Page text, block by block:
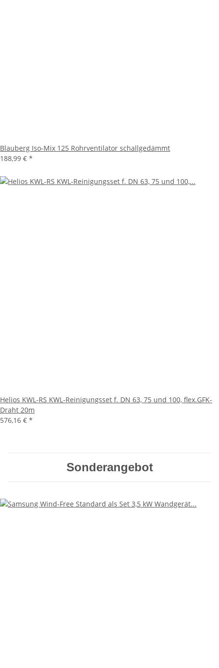
Blauberg Iso-Mix 125 Rohrventilator schallgedämmt
188,99 € *
Helios KWL-RS KWL-Reinigungsset f. DN 63, 75 und 100, flex.GFK-
Draht 20m
576,16 € *
Sonderangebot